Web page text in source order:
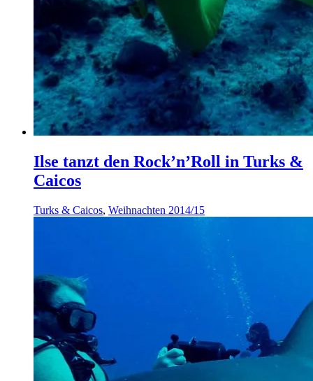
Ilse tanzt den Rock’n’Roll in Turks &
Caicos
Turks & Caicos, Weihnachten 2014/15